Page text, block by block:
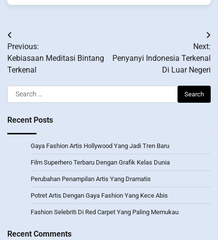
Post
navigation
Previous:
Kebiasaan Meditasi Bintang
Terkenal
Next:
Penyanyi Indonesia Terkenal
Di Luar Negeri
Search
for:
Recent Posts
Gaya Fashion Artis Hollywood Yang Jadi Tren Baru
Film Superhero Terbaru Dengan Grafik Kelas Dunia
Perubahan Penampilan Artis Yang Dramatis
Potret Artis Dengan Gaya Fashion Yang Kece Abis
Fashion Selebriti Di Red Carpet Yang Paling Memukau
Recent Comments